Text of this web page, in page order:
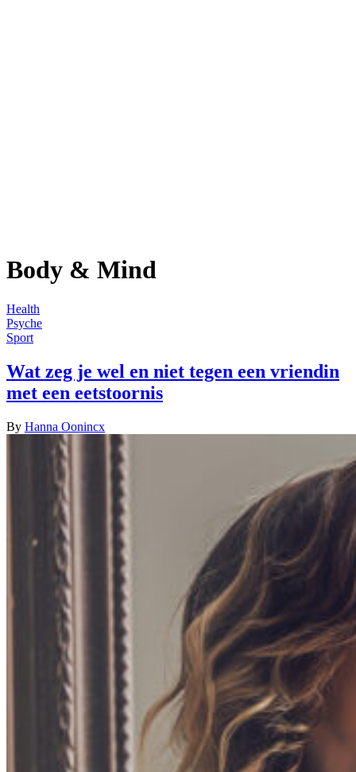
Body & Mind
Health
Psyche
Sport
Wat zeg je wel en niet tegen een vriendin
met een eetstoornis
By Hanna Oonincx